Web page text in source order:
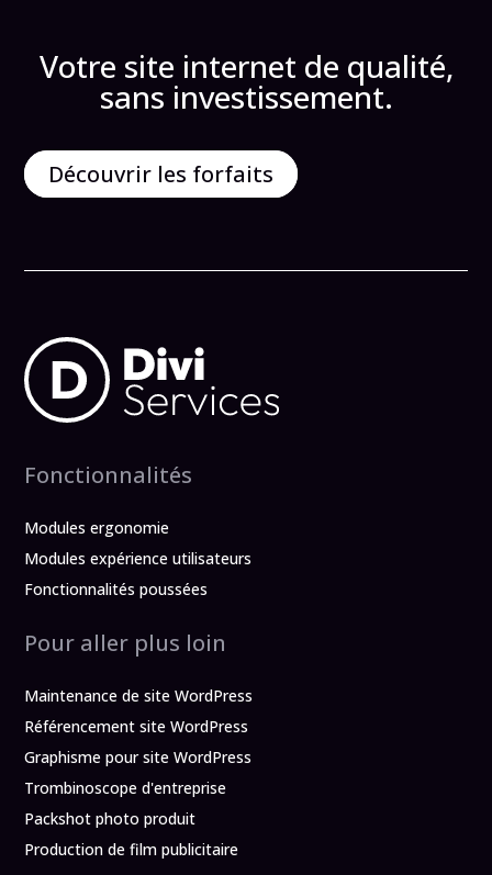
Votre site internet de qualité,
sans investissement.
Découvrir les forfaits
Fonctionnalités
Modules ergonomie
Modules expérience utilisateurs
Fonctionnalités poussées
Pour aller plus loin
Maintenance de site WordPress
Référencement site WordPress
Graphisme pour site WordPress
Trombinoscope d'entreprise
Packshot photo produit
Production de film publicitaire